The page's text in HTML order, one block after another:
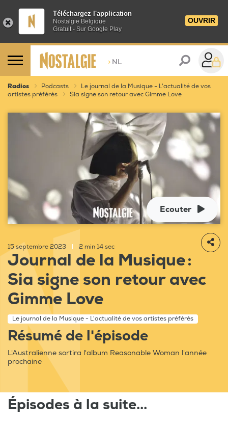
Téléchargez l'application
Nostalgie Belgique
Gratuit - Sur Google Play
OUVRIR
> NL
Radios Podcasts
Le journal de la Musique - L'actualité de vos
artistes préférés
Sia signe son retour avec Gimme Love
Ecouter
15 septembre 2023 2 min 14 sec
Journal de la Musique :
Sia signe son retour avec
Gimme Love
Le journal de la Musique - L'actualité de vos artistes préférés
Résumé de l'épisode
L'Australienne sortira l'album Reasonable Woman l'année
prochaine
Épisodes à la suite...